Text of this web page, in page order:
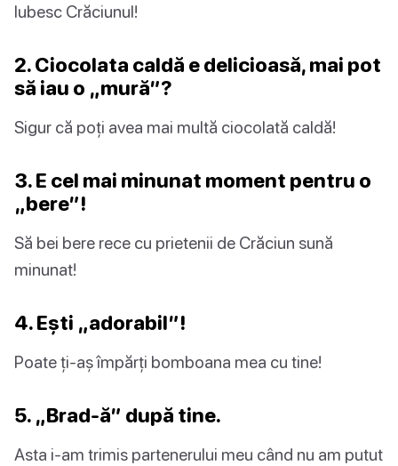
Iubesc Crăciunul!
2. Ciocolata caldă e delicioasă, mai pot
să iau o „mură”?
Sigur că poți avea mai multă ciocolată caldă!
3. E cel mai minunat moment pentru o
„bere”!
Să bei bere rece cu prietenii de Crăciun sună
minunat!
4. Ești „adorabil”!
Poate ți-aș împărți bomboana mea cu tine!
5. „Brad-ă” după tine.
Asta i-am trimis partenerului meu când nu am putut